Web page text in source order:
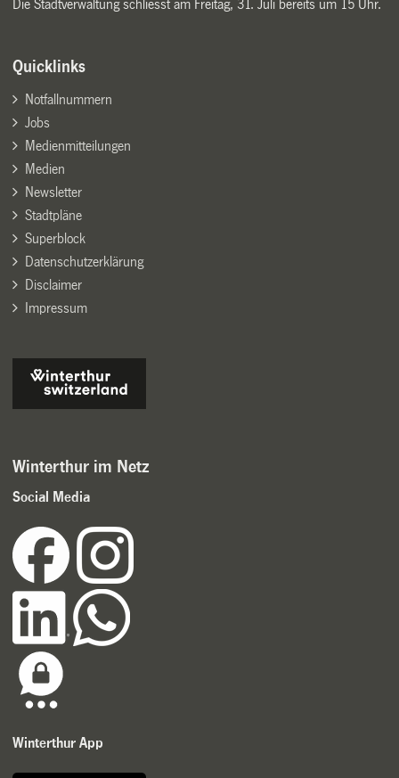
Die Stadtverwaltung schliesst am Freitag, 31. Juli bereits um 15 Uhr.
Quicklinks
Notfallnummern
Jobs
Medienmitteilungen
Medien
Newsletter
Stadtpläne
Superblock
Datenschutzerklärung
Disclaimer
Impressum
Winterthur im Netz
Social Media
Winterthur App